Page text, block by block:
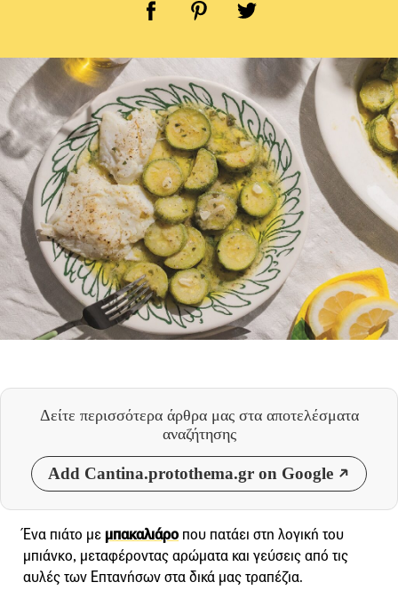
Δείτε περισσότερα άρθρα μας στα αποτελέσματα
αναζήτησης
Add Cantina.protothema.gr on Google
Ένα πιάτο με μπακαλιάρο που πατάει στη λογική του
μπιάνκο, μεταφέροντας αρώματα και γεύσεις από τις
αυλές των Επτανήσων στα δικά μας τραπέζια.